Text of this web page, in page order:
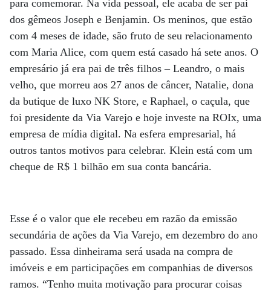
para comemorar. Na vida pessoal, ele acaba de ser pai
dos gêmeos Joseph e Benjamin. Os meninos, que estão
com 4 meses de idade, são fruto de seu relacionamento
com Maria Alice, com quem está casado há sete anos. O
empresário já era pai de três filhos – Leandro, o mais
velho, que morreu aos 27 anos de câncer, Natalie, dona
da butique de luxo NK Store, e Raphael, o caçula, que
foi presidente da Via Varejo e hoje investe na ROIx, uma
empresa de mídia digital. Na esfera empresarial, há
outros tantos motivos para celebrar. Klein está com um
cheque de R$ 1 bilhão em sua conta bancária.
Esse é o valor que ele recebeu em razão da emissão
secundária de ações da Via Varejo, em dezembro do ano
passado. Essa dinheirama será usada na compra de
imóveis e em participações em companhias de diversos
ramos. “Tenho muita motivação para procurar coisas